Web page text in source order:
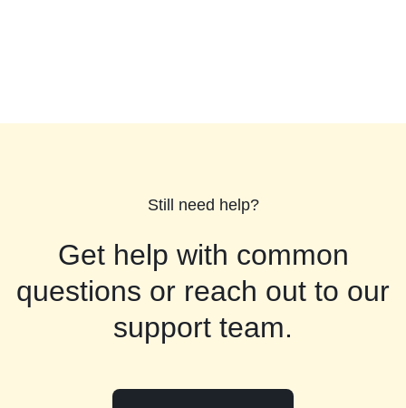
Still need help?
Get help with common
questions or reach out to our
support team.